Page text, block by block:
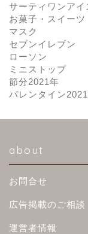
サーティワンアイ
お菓子・スイーツ
マスク
セブンイレブン
ローソン
ミニストップ
節分2021年
バレンタイン
about
お問合せ
広告掲載のご相談
運営者情報